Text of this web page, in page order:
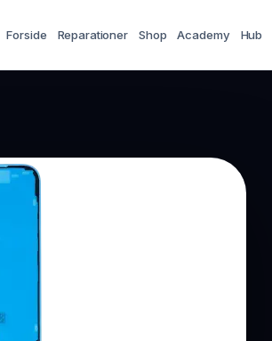
Forside Reparationer Shop Academy Hub